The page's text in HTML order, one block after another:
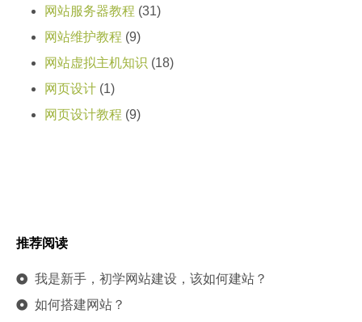
网站服务器教程 (31)
网站维护教程 (9)
网站虚拟主机知识 (18)
网页设计 (1)
网页设计教程 (9)
推荐阅读
我是新手，初学网站建设，该如何建站？
如何搭建网站？